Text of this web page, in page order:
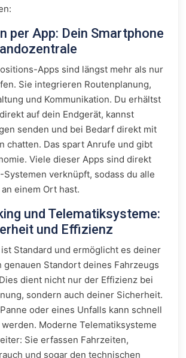
per App: Dein Smartphone
Apps sind längst mehr als nur
Sie integrieren Routenplanung,
und Kommunikation. Du erhältst
auf dein Endgerät, kannst
senden und bei Bedarf direkt mit
chatten. Das spart Anrufe und gibt
Viele dieser Apps sind direkt
Systemen verknüpft, sodass du alle
einem Ort hast.
und Telematiksysteme:
und Effizienz
Standard und ermöglicht es deiner
genauen Standort deines Fahrzeugs
dient nicht nur der Effizienz bei
sondern auch deiner Sicherheit.
oder eines Unfalls kann schnell
Moderne Telematiksysteme
Sie erfassen Fahrzeiten,
und sogar den technischen